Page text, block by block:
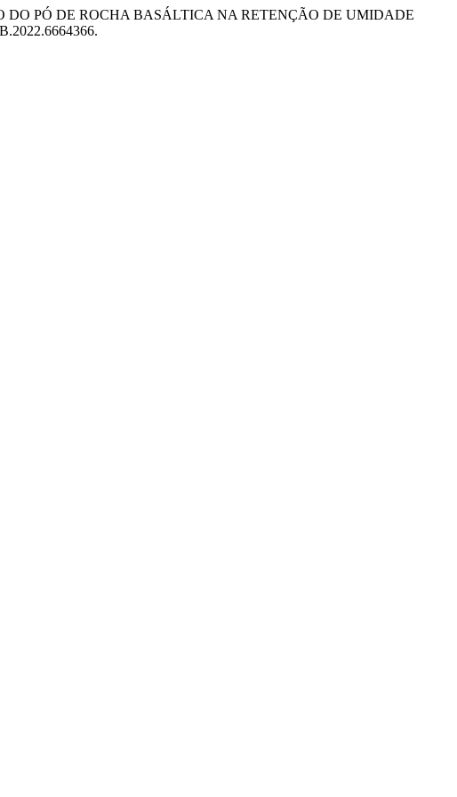
DO PÓ DE ROCHA BASÁLTICA NA RETENÇÃO DE UMIDADE